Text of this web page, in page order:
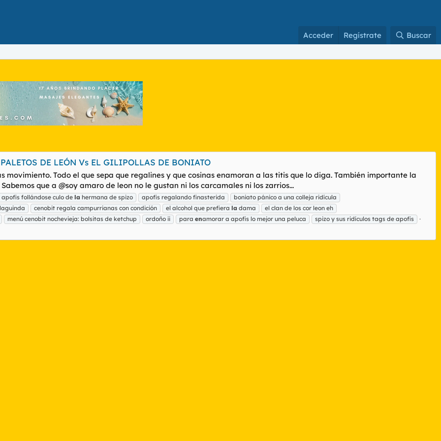
Acceder Regístrate Buscar
DE LEÓN Vs EL GILIPOLLAS DE BONIATO
movimiento. Todo el que sepa que regalines y que cosinas enamoran a las titis que lo diga. También importante la
que a @soy amaro de leon no le gustan ni los carcamales ni los zarrios...
apofis follándose culo de la hermana de spizo apofis regalando finasterida
boniato pánico a una colleja ridícula
cenobit regala campurrianas con condición el alcohol que prefiera la dama
el clan de los cor leon eh
menú cenobit nochevieja: bolsitas de ketchup ordoño ii para enamorar a apofis lo mejor una peluca spizo y sus ridículos tags de apofis